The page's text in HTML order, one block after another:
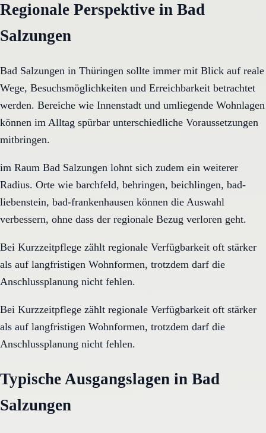
Regionale Perspektive in Bad
Salzungen
Bad Salzungen in Thüringen sollte immer mit Blick auf reale
Wege, Besuchsmöglichkeiten und Erreichbarkeit betrachtet
werden. Bereiche wie Innenstadt und umliegende Wohnlagen
können im Alltag spürbar unterschiedliche Voraussetzungen
mitbringen.
im Raum Bad Salzungen lohnt sich zudem ein weiterer
Radius. Orte wie barchfeld, behringen, beichlingen, bad-
liebenstein, bad-frankenhausen können die Auswahl
verbessern, ohne dass der regionale Bezug verloren geht.
Bei Kurzzeitpflege zählt regionale Verfügbarkeit oft stärker
als auf langfristigen Wohnformen, trotzdem darf die
Anschlussplanung nicht fehlen.
Bei Kurzzeitpflege zählt regionale Verfügbarkeit oft stärker
als auf langfristigen Wohnformen, trotzdem darf die
Anschlussplanung nicht fehlen.
Typische Ausgangslagen in Bad
Salzungen